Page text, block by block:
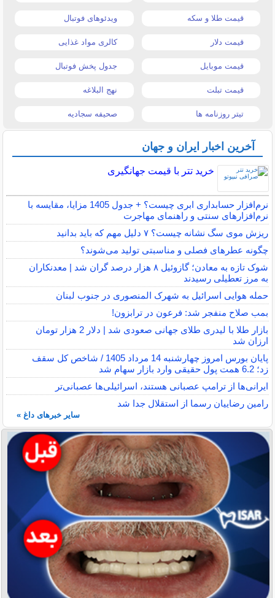
قیمت طلا و سکه ویدئوهای فوتبال
قیمت دلار کالری مواد غذایی
قیمت موبایل جدول پخش فوتبال
قیمت تبلت نهج البلاغه
تیتر روزنامه ها صحیفه سجادیه
آخرین اخبار ایران و جهان
خرید تتر با قیمت جهانگیری
نرم‌افزار حسابداری ابری چیست؟ + جدول 1405 مزایا، مقایسه با
نرم‌افزارهای سنتی و راهنمای مهاجرت
ریزش موی سگ نشانه چیست؟ ۷ دلیل مهم که باید بدانید
چگونه عطرهای فصلی و مناسبتی تولید می‌شوند؟
شوک تازه به معادن؛ گازوئیل ۸ هزار درصد گران شد | معدنکاران
به مرز تعطیلی رسیدند
حمله هوایی اسرائیل به شهرک المنصوری در جنوب لبنان
بمب صلاح منفجر شد: فرعون در ترابزون!
بازار طلا با لیدری طلای جهانی صعودی شد | دلار 2 هزار تومان
ارزان شد
پایان بورس امروز چهارشنبه 14 مرداد 1405 / شاخص کل سقف
زد؛ 6.2 همت پول حقیقی وارد بازار سهام شد
ایرانی‌ها از ترامپ عصبانی هستند، اسرائیلی‌ها عصبانی‌تر
رامین رضاییان رسما از استقلال جدا شد
سایر خبرهای داغ »